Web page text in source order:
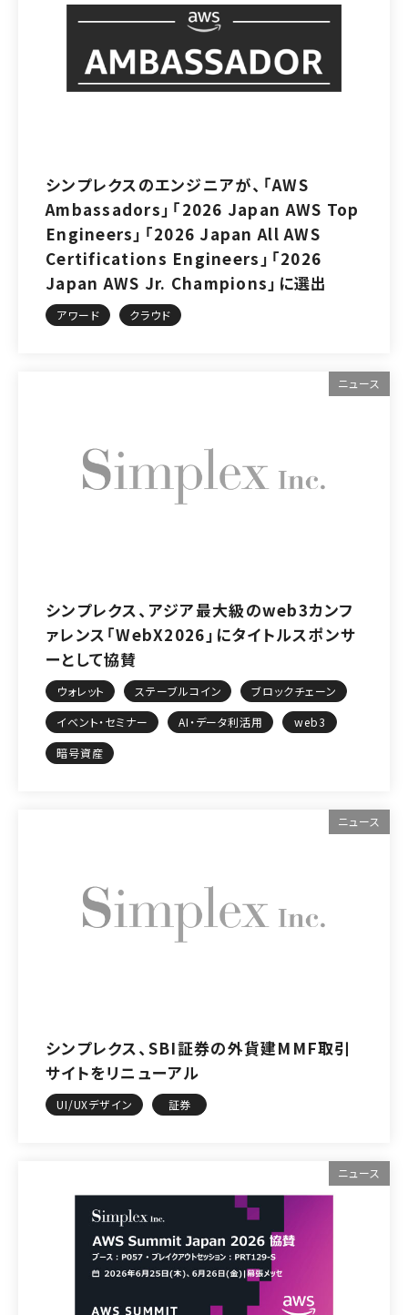
シンプレクスのエンジニアが、「AWS
Ambassadors」「2026 Japan AWS Top
Engineers」「2026 Japan All AWS
Certifications Engineers」「2026
Japan AWS Jr. Champions」に選出
アワード クラウド
ニュース
シンプレクス、アジア最大級のweb3カンフ
ァレンス「WebX2026」にタイトルスポンサ
ーとして協賛
ウォレット ステーブルコイン
ブロックチェーン
イベント・セミナー
AI・データ利活用
web3
暗号資産
ニュース
シンプレクス、SBI証券の外貨建MMF取引
サイトをリニューアル
UI/UXデザイン 証券
ニュース